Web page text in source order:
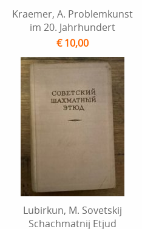
Kraemer, A. Problemkunst
im 20. Jahrhundert
€ 10,00
Lubirkun, M. Sovetskij
Schachmatnij Etjud